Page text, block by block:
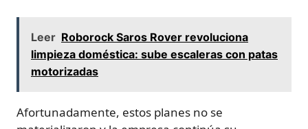
Leer Roborock Saros Rover revoluciona
limpieza doméstica: sube escaleras con patas
motorizadas
Afortunadamente, estos planes no se